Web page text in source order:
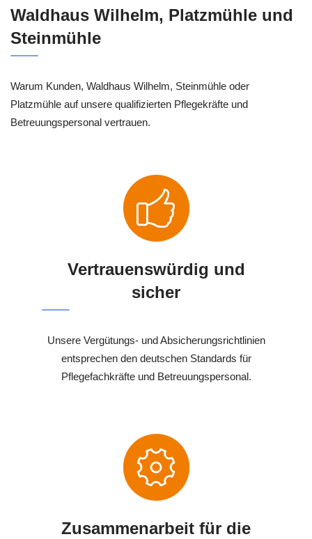
Waldhaus Wilhelm, Platzmühle und
Steinmühle
Warum Kunden, Waldhaus Wilhelm, Steinmühle oder
Platzmühle auf unsere qualifizierten Pflegekräfte und
Betreuungspersonal vertrauen.
Vertrauenswürdig und
sicher
Unsere Vergütungs- und Absicherungsrichtlinien
entsprechen den deutschen Standards für
Pflegefachkräfte und Betreuungspersonal.
Zusammenarbeit für die